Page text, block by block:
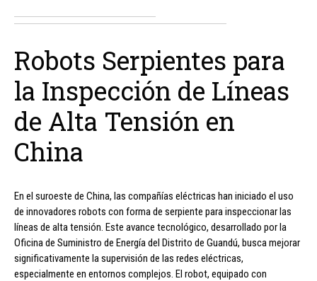
Robots Serpientes para
la Inspección de Líneas
de Alta Tensión en
China
En el suroeste de China, las compañías eléctricas han iniciado el uso
de innovadores robots con forma de serpiente para inspeccionar las
líneas de alta tensión. Este avance tecnológico, desarrollado por la
Oficina de Suministro de Energía del Distrito de Guandú, busca mejorar
significativamente la supervisión de las redes eléctricas,
especialmente en entornos complejos. El robot, equipado con